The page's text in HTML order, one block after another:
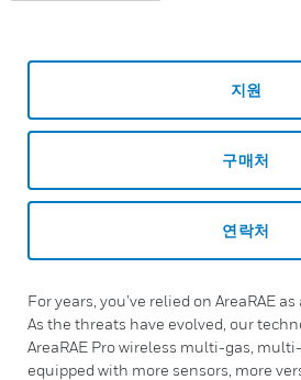
지원
구매처
연락처
For years, you’ve relied on AreaRAE
As the threats have evolved, our
AreaRAE Pro wireless multi-gas,
equipped with more sensors, more